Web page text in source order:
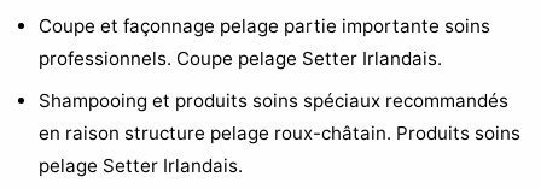
Coupe et façonnage pelage partie importante soins
professionnels. Coupe pelage Setter Irlandais.
Shampooing et produits soins spéciaux recommandés
en raison structure pelage roux-châtain. Produits soins
pelage Setter Irlandais.